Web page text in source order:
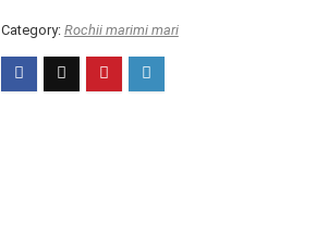
Category: Rochii marimi mari